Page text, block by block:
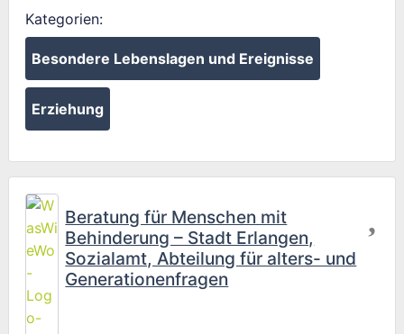
Kategorien:
Besondere Lebenslagen und Ereignisse
Erziehung
Beratung für Menschen mit
Behinderung – Stadt Erlangen,
Sozialamt, Abteilung für alters- und
Generationenfragen